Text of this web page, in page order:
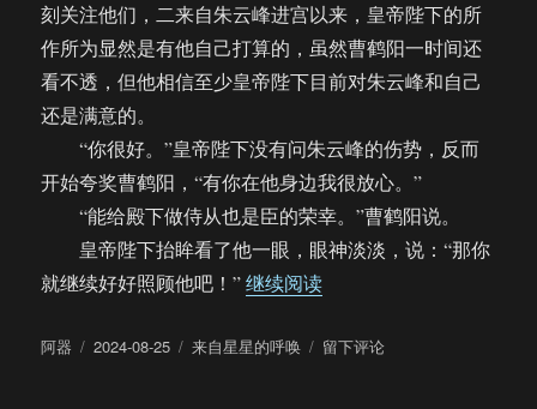
刻关注他们，二来自朱云峰进宫以来，皇帝陛下的所
作所为显然是有他自己打算的，虽然曹鹤阳一时间还
看不透，但他相信至少皇帝陛下目前对朱云峰和自己
还是满意的。
“你很好。”皇帝陛下没有问朱云峰的伤势，反而
开始夸奖曹鹤阳，“有你在他身边我很放心。”
“能给殿下做侍从也是臣的荣幸。”曹鹤阳说。
皇帝陛下抬眸看了他一眼，眼神淡淡，说：“那你
就继续好好照顾他吧！”继续阅读“【饼四/AU】来自星星
作
阿器
发
2024-08-25
分
来自星星的呼唤
于
留下评论